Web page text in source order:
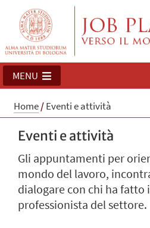
MENU
Home/Eventi e attività
Eventi e attività
Gli appuntamenti per
mondo del lavoro,
dialogare con chi ha fatto
professionista del settore.